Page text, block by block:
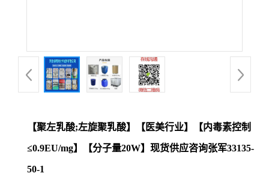
【聚左乳酸;左旋聚乳酸】【医美行业】【内毒素控制
≤0.9EU/mg】【分子量20W】现货供应咨询张军33135-
50-1